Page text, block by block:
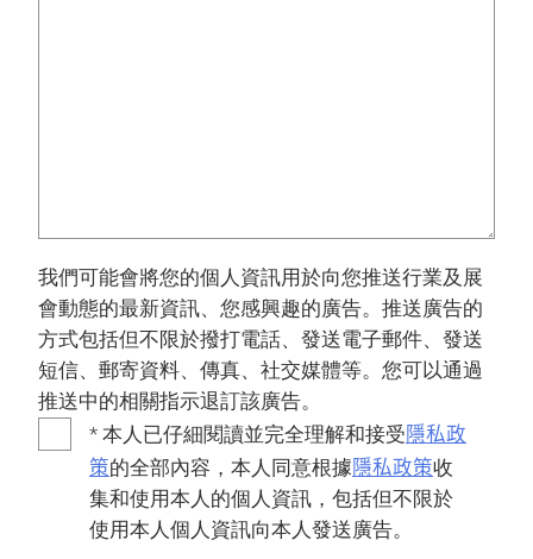
我們可能會將您的個人資訊用於向您推送行業及展
會動態的最新資訊、您感興趣的廣告。推送廣告的
方式包括但不限於撥打電話、發送電子郵件、發送
短信、郵寄資料、傳真、社交媒體等。您可以通過
推送中的相關指示退訂該廣告。
* 本人已仔細閱讀並完全理解和接受隱私政
策的全部內容，本人同意根據隱私政策收
集和使用本人的個人資訊，包括但不限於
使用本人個人資訊向本人發送廣告。